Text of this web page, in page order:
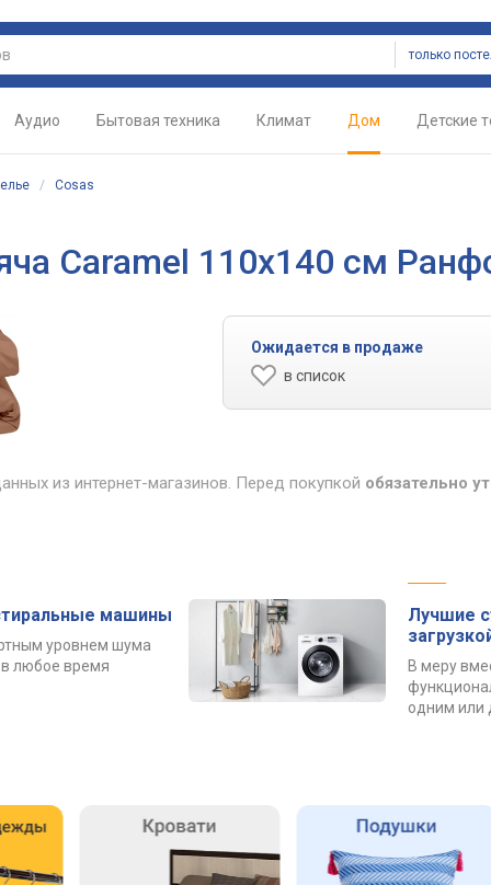
Аудио Бытовая техника Климат Дом Детские
/ Cosas
Caramel 110x140 см
Ожидается в продаже
в список
из интернет-магазинов. Перед покупкой обязательно
машины
уровнем шума
любое время
Лучшие
В меру
одним или